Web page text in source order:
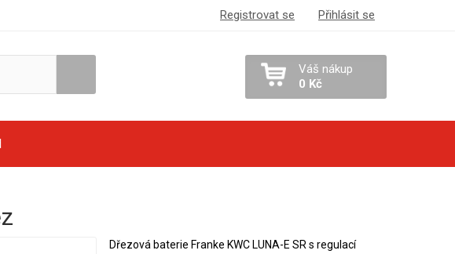
Registrovat se Přihlásit se
Váš nákup
0 Kč
Dřezová baterie Franke KWC LUNA-E SR s regulací